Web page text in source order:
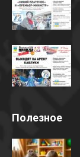
Полезное